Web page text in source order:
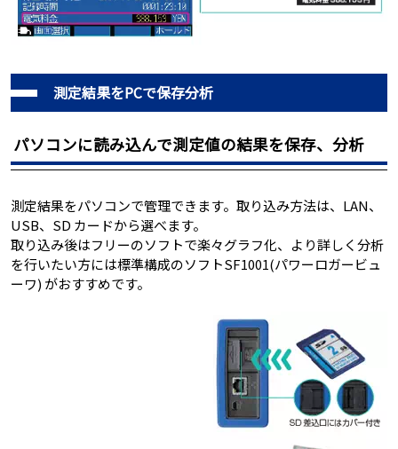
測定結果をPCで保存分析
パソコンに読み込んで測定値の結果を保存、分析
測定結果をパソコンで管理できます。取り込み方法は、LAN、
USB、SD カードから選べます。
取り込み後はフリーのソフトで楽々グラフ化、より詳しく分析
を行いたい方には標準構成のソフトSF1001(パワーロガービュ
ーワ) がおすすめです。